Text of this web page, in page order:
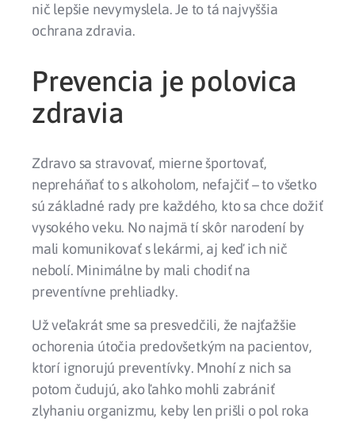
nič lepšie nevymyslela. Je to tá najvyššia
ochrana zdravia.
Prevencia je polovica
zdravia
Zdravo sa stravovať, mierne športovať,
nepreháňať to s alkoholom, nefajčiť – to všetko
sú základné rady pre každého, kto sa chce dožiť
vysokého veku. No najmä tí skôr narodení by
mali komunikovať s lekármi, aj keď ich nič
nebolí. Minimálne by mali chodiť na
preventívne prehliadky.
Už veľakrát sme sa presvedčili, že najťažšie
ochorenia útočia predovšetkým na pacientov,
ktorí ignorujú preventívky. Mnohí z nich sa
potom čudujú, ako ľahko mohli zabrániť
zlyhaniu organizmu, keby len prišli o pol roka